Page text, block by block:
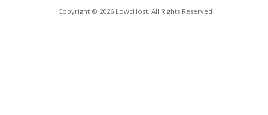
Copyright © 2026 LowcHost. All Rights Reserved.